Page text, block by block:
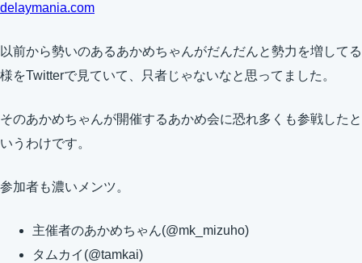
delaymania.com
以前から勢いのあるあかめちゃんがだんだんと勢力を増してる
様をTwitterで見ていて、只者じゃないなと思ってました。
そのあかめちゃんが開催するあかめ会に恐れ多くも参戦したと
いうわけです。
参加者も濃いメンツ。
主催者のあかめちゃん(@mk_mizuho)
タムカイ(@tamkai)